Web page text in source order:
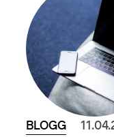
BLOGG